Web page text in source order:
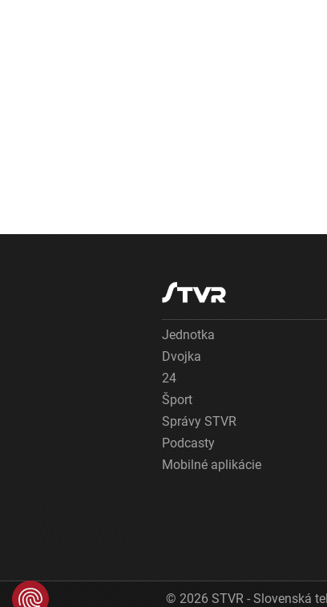
Jednotka
Dvojka
24
Šport
Správy STVR
Podcasty
Mobilné aplikácie
© 2026 STVR - Slovenská